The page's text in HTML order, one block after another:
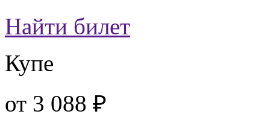
Найти билет
Купе
от 3 088 ₽